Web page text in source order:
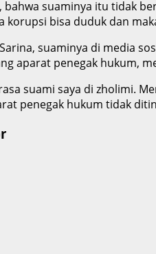
bahwa suaminya itu tidak
korupsi bisa duduk dan
suaminya di media
aparat penegak hukum,
suami saya di zholimi.
penegak hukum tidak